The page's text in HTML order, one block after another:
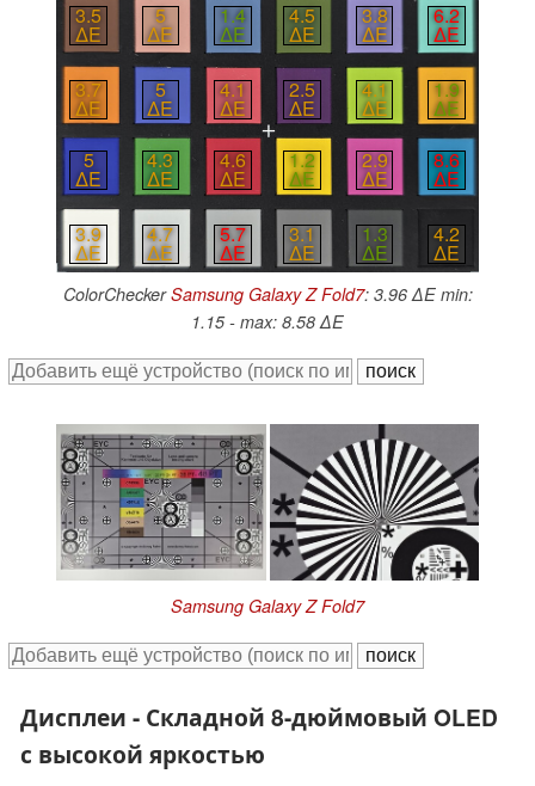
3.5
∆E
5
∆E
1.4
∆E
4.5
∆E
3.8
∆E
6.2
∆E
3.7
∆E
5
∆E
4.1
∆E
2.5
∆E
4.1
∆E
1.9
∆E
5
∆E
4.3
∆E
4.6
∆E
1.2
∆E
2.9
∆E
8.6
∆E
3.9
∆E
4.7
∆E
5.7
∆E
3.1
∆E
1.3
∆E
4.2
∆E
ColorCheckerSamsung Galaxy Z Fold7: 3.96 ∆E min:
1.15 - max: 8.58 ∆E
Samsung Galaxy Z Fold7
Дисплеи - Складной 8-дюймовый OLED
с высокой яркостью